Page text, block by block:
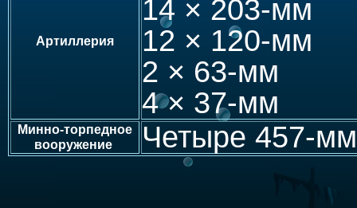
Артиллерия
14 × 203-мм
12 × 120-мм
2 × 63-мм
4 × 37-мм
Минно-торпедное
вооружение
Четыре 457-